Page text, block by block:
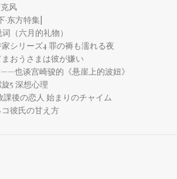
风
·东方特集]
（六月的礼物）
シリーズ4 罪の褥も濡れる夜
おうさまは彼が嫌い
也谈宫崎骏的《悬崖上的波妞》
5 深想心理
課後の恋人 始まりのチャイム
彼氏の甘え方